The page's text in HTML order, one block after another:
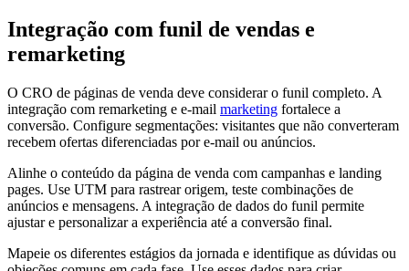
Integração com funil de vendas e
remarketing
O CRO de páginas de venda deve considerar o funil completo. A
integração com remarketing e e‑mail marketing fortalece a
conversão. Configure segmentações: visitantes que não converteram
recebem ofertas diferenciadas por e‑mail ou anúncios.
Alinhe o conteúdo da página de venda com campanhas e landing
pages. Use UTM para rastrear origem, teste combinações de
anúncios e mensagens. A integração de dados do funil permite
ajustar e personalizar a experiência até a conversão final.
Mapeie os diferentes estágios da jornada e identifique as dúvidas ou